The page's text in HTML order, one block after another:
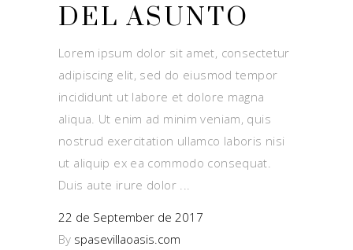
DEL ASUNTO
Lorem ipsum dolor sit amet, consectetur
adipiscing elit, sed do eiusmod tempor
incididunt ut labore et dolore magna
aliqua. Ut enim ad minim veniam, quis
nostrud exercitation ullamco laboris nisi
ut aliquip ex ea commodo consequat.
Duis aute irure dolor
22 de September de 2017
By spasevillaoasis.com